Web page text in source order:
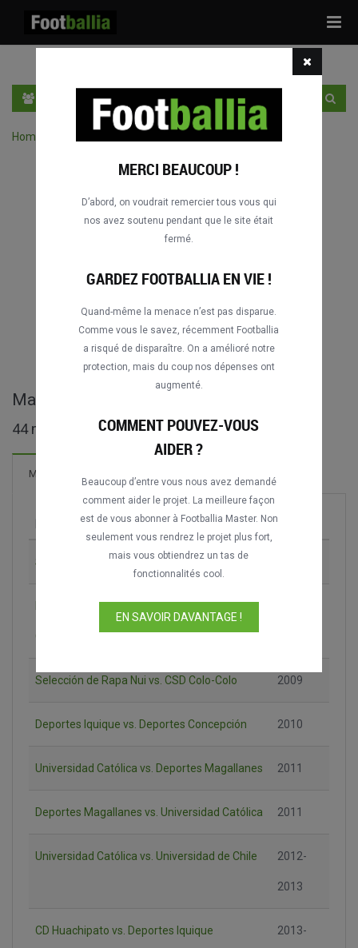
Home
Matches complets de Copa Chile
44 matches trouvés
Matches
Santiago Wanderers vs. CSD Colo-Colo
Deportes Ovalle vs. Universidad de
Selección de Rapa Nui vs. CSD Colo-Colo 2009
Deportes Iquique vs. Deportes Concepción 2010
Universidad Católica vs. Deportes Magallanes 2011
Deportes Magallanes vs. Universidad Católica 2011
Universidad Católica vs. Universidad de Chile 2012-
2013
CD Huachipato vs. Deportes Iquique 2013-
MERCI BEAUCOUP !
D’abord, on voudrait remercier tous vous qui
nos avez soutenu pendant que le site était
fermé.
GARDEZ FOOTBALLIA EN VIE !
Quand-même la menace n’est pas disparue.
Comme vous le savez, récemment Footballia
a risqué de disparaître. On a amélioré notre
protection, mais du coup nos dépenses ont
augmenté.
COMMENT POUVEZ-VOUS
AIDER ?
Beaucoup d’entre vous nous avez demandé
comment aider le projet. La meilleure façon
est de vous abonner à Footballia Master. Non
seulement vous rendrez le projet plus fort,
mais vous obtiendrez un tas de
fonctionnalités cool.
EN SAVOIR DAVANTAGE !